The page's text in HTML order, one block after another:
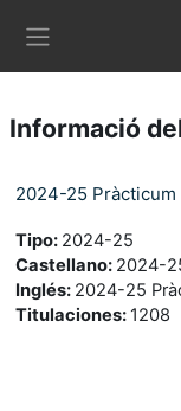
Informació
2024-25
Tipo: 2024-25
Castellano: 2024-
Inglés: 2024-25
Titulaciones: 1208